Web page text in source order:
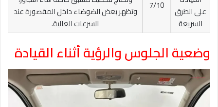
على الطرق
السريعة
7/10
وتظهر بعض الضوضاء داخل المقصورة عند
السرعات العالية.
وضعية الجلوس والرؤية أثناء القيادة